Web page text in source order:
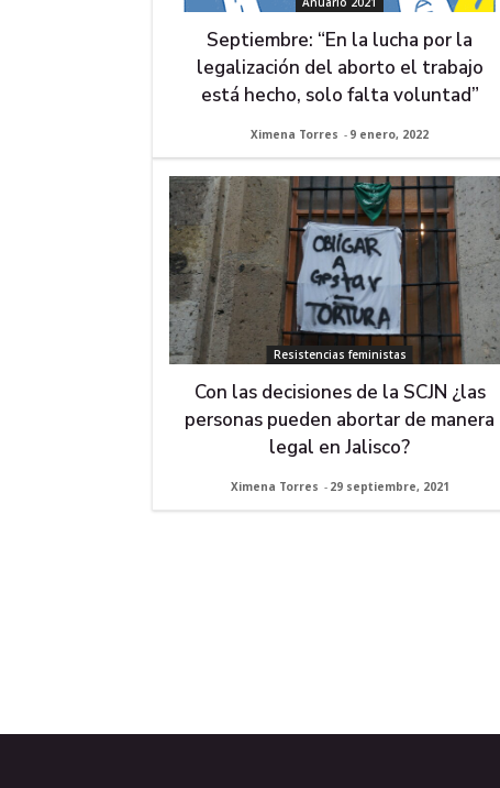
Septiembre: “En la lucha por la
legalización del aborto el trabajo
está hecho, solo falta voluntad”
Ximena Torres - 9 enero, 2022
Resistencias feministas
Con las decisiones de la SCJN ¿las
personas pueden abortar de manera
legal en Jalisco?
Ximena Torres - 29 septiembre, 2021